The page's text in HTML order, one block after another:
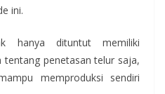
ini.
hanya dituntut memiliki
tentang penetasan telur saja,
memproduksi sendiri